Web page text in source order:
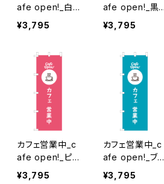
afe open!_白×
黒文字 のぼり旗
¥3,795
afe open!_黒
のぼり旗
¥3,795
カフェ営業中_c
afe open!_ピン
ク のぼり旗
¥3,795
カフェ営業中_c
afe open!_ブル
ー のぼり旗
¥3,795